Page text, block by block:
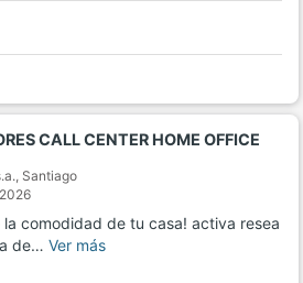
CALL CENTER HOME OFFICE
Santiago
la comodidad de tu casa! activa resea
de… Ver más